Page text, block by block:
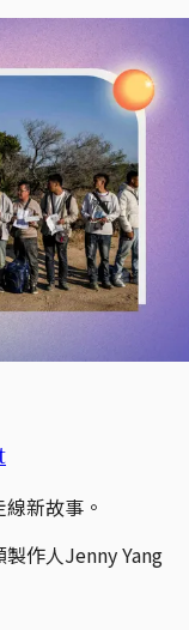
新故事。
作人Jenny Yang